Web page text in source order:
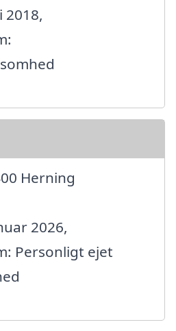
2018,
Herning
2026,
Personligt ejet